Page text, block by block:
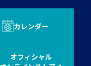
カレンダー
オフィシャル